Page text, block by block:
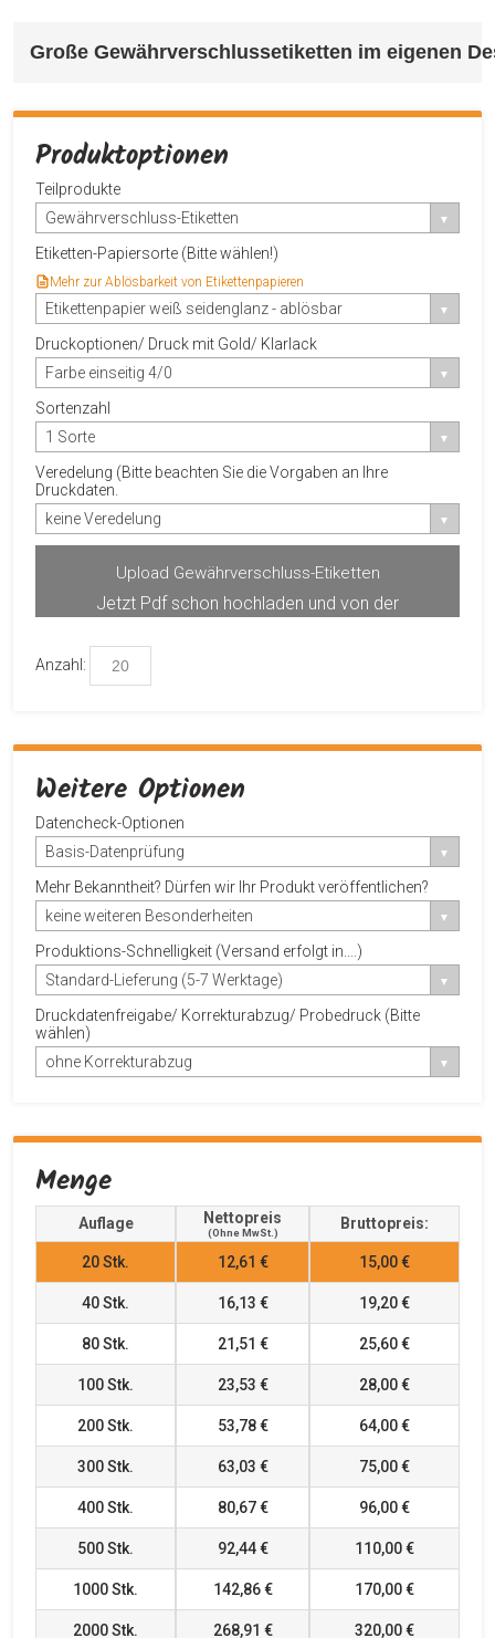
Große Gewährverschlussetiketten im eigenen
Produktoptionen
Teilprodukte
Gewährverschluss-Etiketten
Etiketten-Papiersorte (Bitte wählen!)
Mehr zur Ablösbarkeit von Etikettenpapieren
Etikettenpapier weiß seidenglanz - ablösbar
Druckoptionen/ Druck mit Gold/ Klarlack
Farbe einseitig 4/0
Sortenzahl
1 Sorte
Veredelung (Bitte beachten Sie die Vorgaben an Ihre
Druckdaten.
keine Veredelung
Upload Gewährverschluss-Etiketten
Jetzt Pdf schon hochladen und von der
Anzahl:
Weitere Optionen
Datencheck-Optionen
Basis-Datenprüfung
Mehr Bekanntheit? Dürfen wir Ihr Produkt veröffentlichen?
keine weiteren Besonderheiten
Produktions-Schnelligkeit (Versand erfolgt in....)
Standard-Lieferung (5-7 Werktage)
Druckdatenfreigabe/ Korrekturabzug/ Probedruck (Bitte
wählen)
ohne Korrekturabzug
Menge
Auflage Nettopreis
(ohne MwSt.)
Bruttopreis:
20Stk. 12,61 € 15,00 €
40Stk. 16,13 € 19,20 €
80Stk. 21,51 € 25,60 €
100Stk. 23,53 € 28,00 €
200Stk. 53,78 € 64,00 €
300Stk. 63,03 € 75,00 €
400Stk. 80,67 € 96,00 €
500Stk. 92,44 € 110,00 €
1000Stk. 142,86 € 170,00 €
2000Stk. 268,91 € 320,00 €